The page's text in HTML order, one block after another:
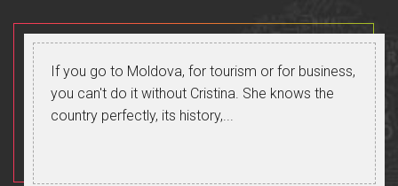
If you go to Moldova, for tourism or for business,
you can't do it without Cristina. She knows the
country perfectly, its history,...